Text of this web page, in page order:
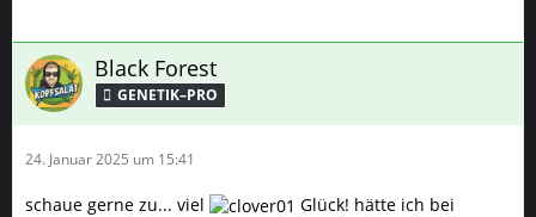
Black Forest
GENETIK–PRO
24. Januar 2025 um 15:41
schaue gerne zu... viel
Glück! hätte ich bei